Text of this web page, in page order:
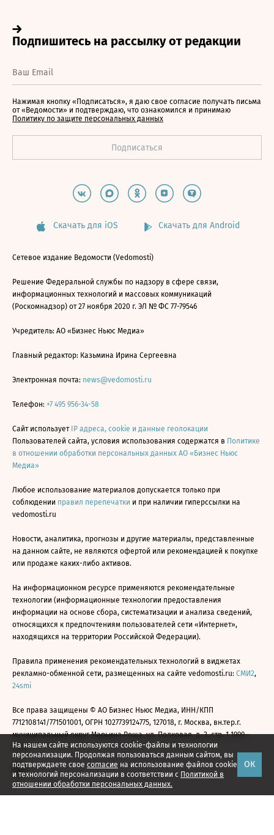
На нашем сайте используются cookie-файлы и технологии
персонализации. Продолжая пользоваться данным сайтом, вы
подтверждаете свое согласие на использование файлов cookie
и технологий персонализации в соответствии с Политикой в
отношении обработки персональных данных.
ОК
Нажимая кнопку «Подписаться», я даю свое согласие получать письма
от «Ведомости» и подтверждаю, что ознакомился и принимаю
Политику по защите персональных данных
Скачать для iOS Скачать для Android
Сетевое издание Ведомости (Vedomosti)
Решение Федеральной службы по надзору в сфере связи,
информационных технологий и массовых коммуникаций
(Роскомнадзор) от 27 ноября 2020 г. ЭЛ № ФС 77-79546
Учредитель: АО «Бизнес Ньюс Медиа»
Главный редактор: Казьмина Ирина Сергеевна
Электронная почта: news@vedomosti.ru
Телефон: +7 495 956-34-58
Сайт использует IP адреса, cookie и данные геолокации
Пользователей сайта, условия использования содержатся в Политике
в отношении обработки персональных данных АО «Бизнес Ньюс
Медиа»
Любое использование материалов допускается только при
соблюдении правил перепечатки и при наличии гиперссылки на
vedomosti.ru
Новости, аналитика, прогнозы и другие материалы, представленные
на данном сайте, не являются офертой или рекомендацией к покупке
или продаже каких-либо активов.
На информационном ресурсе применяются рекомендательные
технологии (информационные технологии предоставления
информации на основе сбора, систематизации и анализа сведений,
относящихся к предпочтениям пользователей сети «Интернет»,
находящихся на территории Российской Федерации).
Правила применения рекомендательных технологий в виджетах
рекламно-обменной сети, размещенных на сайте vedomosti.ru: СМИ2,
24smi
Все права защищены © АО Бизнес Ньюс Медиа, ИНН/КПП
7712108141/771501001, ОГРН 1027739124775, 127018, г. Москва, вн.тер.г.
муниципальный округ Марьина Роща, ул. Полковая, д. 3, стр. 1 1999—
2026